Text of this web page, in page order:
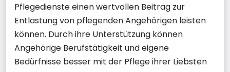
Pflegedienste einen wertvollen Beitrag zur
Entlastung von pflegenden Angehörigen leisten
können. Durch ihre Unterstützung können
Angehörige Berufstätigkeit und eigene
Bedürfnisse besser mit der Pflege ihrer Liebsten